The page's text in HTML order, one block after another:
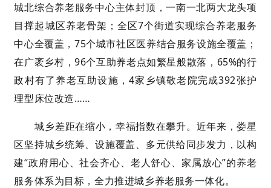
城北综合养老服务中心主体封顶，一南一北两大龙头项
目撑起城区养老骨架；全区7个街道实现综合养老服务
中心全覆盖，75个城市社区医养结合服务设施全覆盖；
在广袤乡村，96个互助养老点如繁星般散落，65%的行
政村有了养老互助设施，4家乡镇敬老院完成392张护
理型床位改造……
城乡差距在缩小，幸福指数在攀升。近年来，娄星
区坚持城乡统筹、设施覆盖、多元供给同步发力，以构
建“政府用心、社会齐心、老人舒心、家属放心”的养老
服务体系为目标，全力推进城乡养老服务一体化。